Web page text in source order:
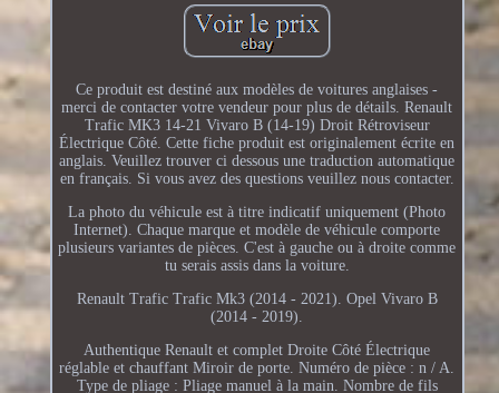
Ce produit est destiné aux modèles de voitures anglaises -
merci de contacter votre vendeur pour plus de détails. Renault
Trafic MK3 14-21 Vivaro B (14-19) Droit Rétroviseur
Électrique Côté. Cette fiche produit est originalement écrite en
anglais. Veuillez trouver ci dessous une traduction automatique
en français. Si vous avez des questions veuillez nous contacter.
La photo du véhicule est à titre indicatif uniquement (Photo
Internet). Chaque marque et modèle de véhicule comporte
plusieurs variantes de pièces. C'est à gauche ou à droite comme
tu serais assis dans la voiture.
Renault Trafic Trafic Mk3 (2014 - 2021). Opel Vivaro B
(2014 - 2019).
Authentique Renault et complet Droite Côté Électrique
réglable et chauffant Miroir de porte. Numéro de pièce : n / A.
Type de pliage : Pliage manuel à la main. Nombre de fils